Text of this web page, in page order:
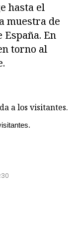
hasta el
muestra de
En
torno al